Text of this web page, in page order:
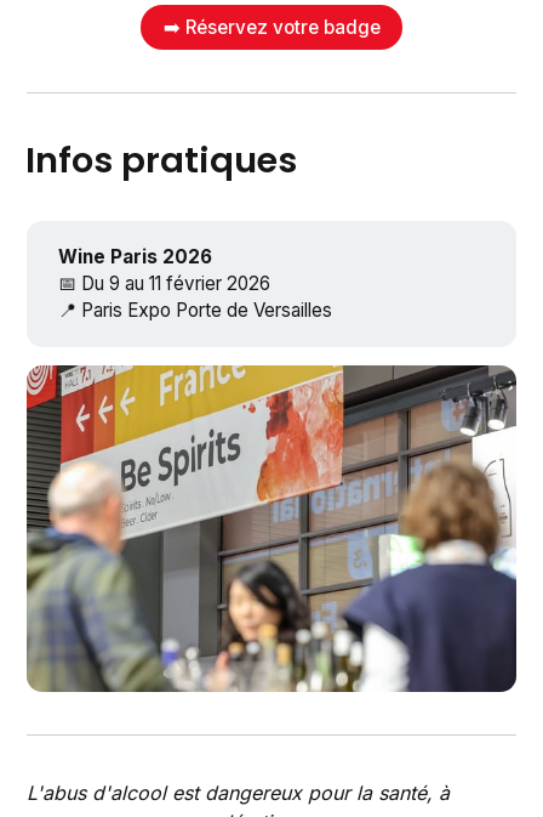
➡️ Réservez votre badge
Infos pratiques
Wine Paris 2026
📅 Du 9 au 11 février 2026
📍 Paris Expo Porte de Versailles
L'abus d'alcool est dangereux pour la santé, à